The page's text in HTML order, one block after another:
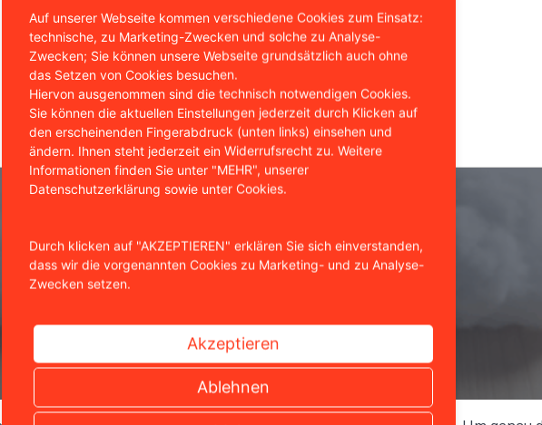
Milliarden Euro und die Frage nach der Verjährung
Auf unserer Webseite kommen verschiedene Cookies zum Einsatz:
technische, zu Marketing-Zwecken und solche zu Analyse-
Zwecken; Sie können unsere Webseite grundsätzlich auch ohne
das Setzen von Cookies besuchen.
Hiervon ausgenommen sind die technisch notwendigen Cookies.
Sie können die aktuellen Einstellungen jederzeit durch Klicken auf
den erscheinenden Fingerabdruck (unten links) einsehen und
ändern. Ihnen steht jederzeit ein Widerrufsrecht zu. Weitere
Informationen finden Sie unter "MEHR", unserer
Datenschutzerklärung sowie unter Cookies.
Durch klicken auf "AKZEPTIEREN" erklären Sie sich einverstanden,
dass wir die vorgenannten Cookies zu Marketing- und zu Analyse-
Zwecken setzen.
Akzeptieren
Ablehnen